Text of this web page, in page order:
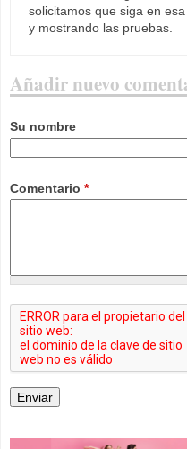
solicitamos que siga en
y mostrando las pruebas.
Añadir nuevo
Su nombre
Comentario *